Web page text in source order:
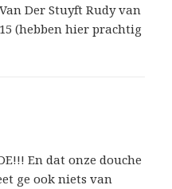
Der Stuyft Rudy van
(hebben hier prachtig
En dat onze douche
ge ook niets van